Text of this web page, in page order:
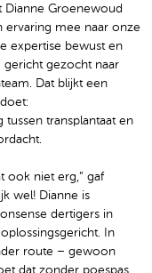
Dianne Groenewoud
ervaring mee naar onze
expertise bewust en
gericht gezocht naar
Dat blijkt een
transplantaat en
ook niet erg,” gaf
wel! Dianne is
dertigers in
In
route – gewoon